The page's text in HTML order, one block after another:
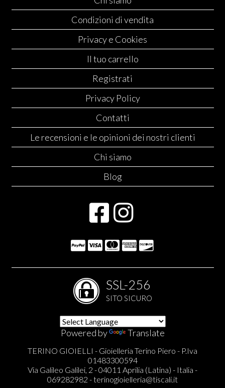
Condizioni di vendita
Privacy e Cookies
Il tuo carrello
Registrati
Privacy Policy
Contatti
Le recensioni e le opinioni dei nostri clienti
Chi siamo
Blog
SSL-256
SITO SICURO
Powered by Translate
TERINO GIOIELLI - Gioielleria Terino Piero - P.Iva
01483300594
Via Galileo Galilei, 2 - 04011 Aprilia (Latina) - Italia -
069282982 -terinogioielleria@tiscali.it